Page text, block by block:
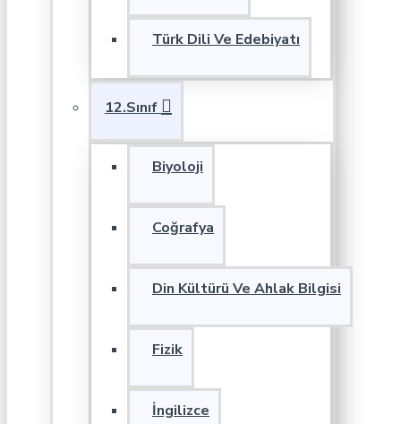
Türk Dili Ve Edebiyatı
12.Sınıf
Biyoloji
Coğrafya
Din Kültürü Ve Ahlak Bilgisi
Fizik
İngilizce